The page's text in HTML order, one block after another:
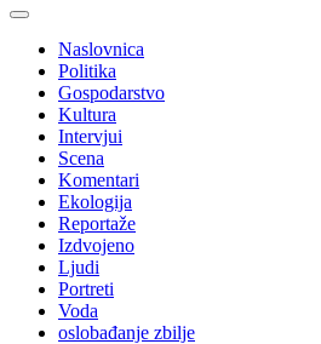
Naslovnica
Politika
Gospodarstvo
Kultura
Intervjui
Scena
Komentari
Ekologija
Reportaže
Izdvojeno
Ljudi
Portreti
Voda
oslobađanje zbilje